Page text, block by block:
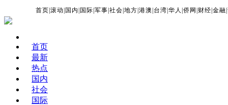
首页 |滚动 国内 国际 |军事 |社会 |地方 |港澳 台湾 |华人 |侨网 财经 |金融 |
首页
最新
热点
国内
社会
国际